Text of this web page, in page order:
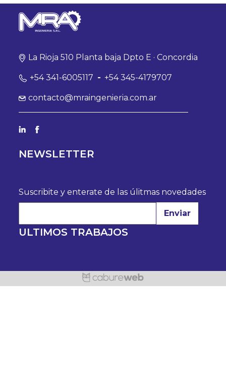
La Rioja 510 Planta baja Dpto E · Concordia
+54 341-6005117 - +54 345-4179707
contacto@mraingenieria.com.ar
NEWSLETTER
Suscribite y enterate de las úlitmas novedades
Enviar
ULTIMOS TRABAJOS